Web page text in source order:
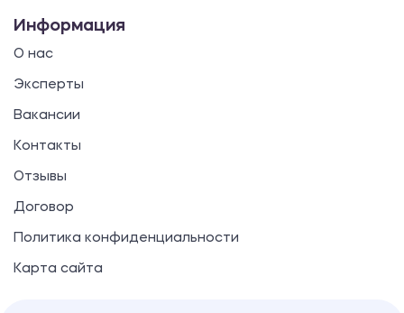
Информация
О нас
Эксперты
Вакансии
Контакты
Отзывы
Договор
Политика конфиденциальности
Карта сайта